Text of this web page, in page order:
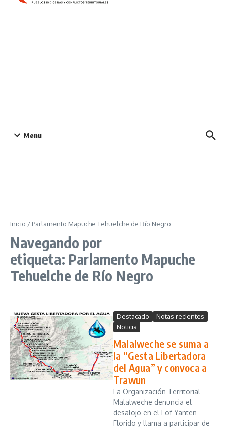
Menu
Inicio / Parlamento Mapuche Tehuelche de Río Negro
Navegando por
etiqueta: Parlamento Mapuche
Tehuelche de Río Negro
Destacado
Notas recientes
Noticia
Malalweche se suma a
la “Gesta Libertadora
del Agua” y convoca a
Trawun
La Organización Territorial
Malalweche denuncia el
desalojo en el Lof Yanten
Florido y llama a participar de